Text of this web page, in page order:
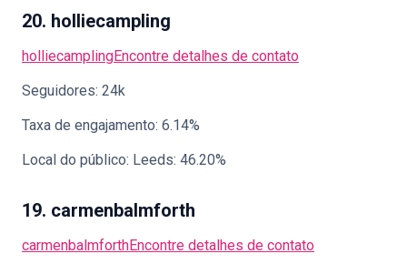
20. holliecampling
holliecamplingEncontre detalhes de contato
Seguidores: 24k
Taxa de engajamento: 6.14%
Local do público: Leeds: 46.20%
19. carmenbalmforth
carmenbalmforthEncontre detalhes de contato